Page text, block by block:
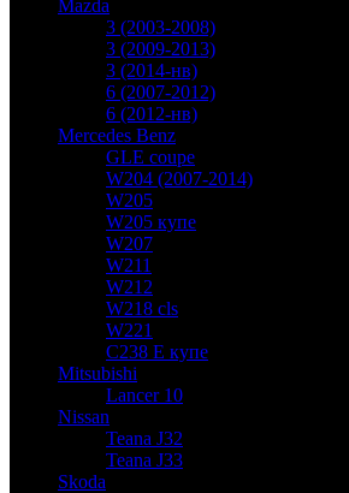
Mazda
3 (2003-2008)
3 (2009-2013)
3 (2014-нв)
6 (2007-2012)
6 (2012-нв)
Mercedes Benz
GLE coupe
W204 (2007-2014)
W205
W205 купе
W207
W211
W212
W218 cls
W221
C238 E купе
Mitsubishi
Lancer 10
Nissan
Teana J32
Teana J33
Skoda